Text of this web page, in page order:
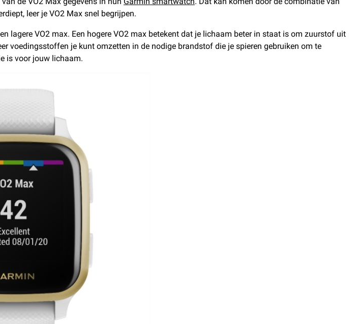
leer je VO2 Max snel begrijpen.
lagere VO2 max. Een hogere VO2 max betekent dat je lichaam beter in staat is om zuurstof uit
voedingsstoffen je kunt omzetten in de nodige brandstof die je spieren gebruiken om te
is voor jouw lichaam.